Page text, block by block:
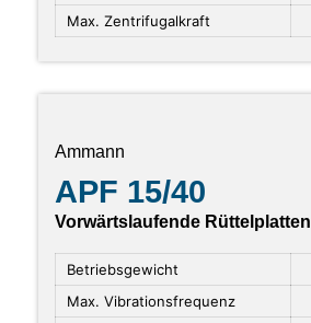
Max. Zentrifugalkraft
Ammann
APF 15/40
Vorwärtslaufende Rüttelplatten
Betriebsgewicht
Max. Vibrationsfrequenz